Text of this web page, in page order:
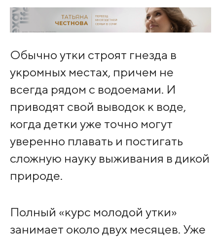
Обычно утки строят гнезда в
укромных местах, причем не
всегда рядом с водоемами. И
приводят свой выводок к воде,
когда детки уже точно могут
уверенно плавать и постигать
сложную науку выживания в дикой
природе.
Полный «курс молодой утки»
занимает около двух месяцев. Уже